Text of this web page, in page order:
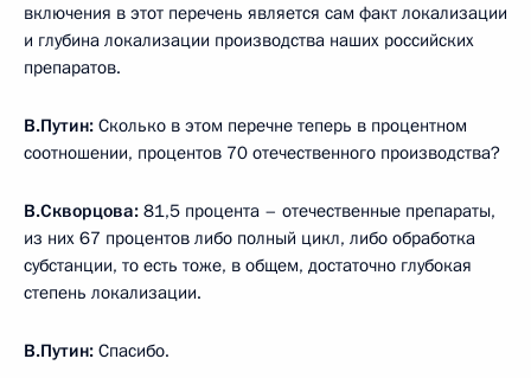
включения в этот перечень является сам факт локализации
и глубина локализации производства наших российских
препаратов.
В.Путин: Сколько в этом перечне теперь в процентном
соотношении, процентов 70 отечественного производства?
В.Скворцова: 81,5 процента – отечественные препараты,
из них 67 процентов либо полный цикл, либо обработка
субстанции, то есть тоже, в общем, достаточно глубокая
степень локализации.
В.Путин: Спасибо.